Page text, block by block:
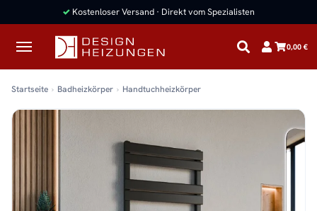
✓ Kostenloser Versand · Direkt vom Spezialisten
0,00 €
Startseite Badheizkörper Handtuchheizkörper